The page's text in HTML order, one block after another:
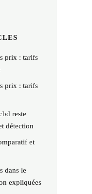
prix : tarifs
prix : tarifs
reste
détection
et
dans le
expliquées